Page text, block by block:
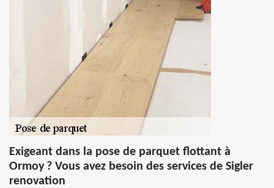
Exigeant dans la pose de parquet flottant à
Ormoy ? Vous avez besoin des services de Sigler
renovation